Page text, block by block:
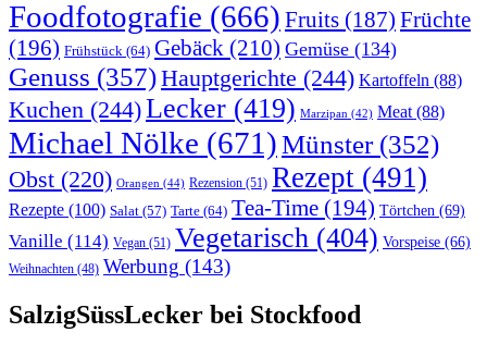
Foodfotografie (666) Fruits (187) Früchte
(196) Frühstück (64) Gebäck (210) Gemüse (134)
Genuss (357)Hauptgerichte (244) Kartoffeln (88)
Kuchen (244)Lecker (419) Marzipan (42) Meat (88)
Michael Nölke (671)Münster(352)
Obst (220) Orangen (44) Rezension (51) Rezept (491)
Rezepte (100) Salat (57) Tarte (64) Tea-Time (194) Törtchen (69)
Vanille (114) Vegan (51) Vegetarisch (404) Vorspeise (66)
Weihnachten (48) Werbung (143)
SalzigSüssLecker bei Stockfood